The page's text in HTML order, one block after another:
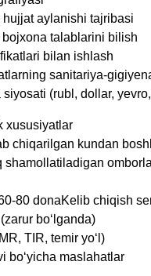
aylanishi tajribasi
talablarini bilish
bilan ishlash
sanitariya-
(rubl, dollar,
xususiyatlar
chiqarilgan kundan
80 donaKelib chiqish
bo‘lganda)
TIR, temir yo‘l)
bo‘yicha maslahatlar